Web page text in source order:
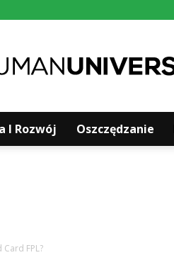
I Rozwój Oszczędzanie
FPL?